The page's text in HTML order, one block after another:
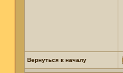
Вернуться к началу